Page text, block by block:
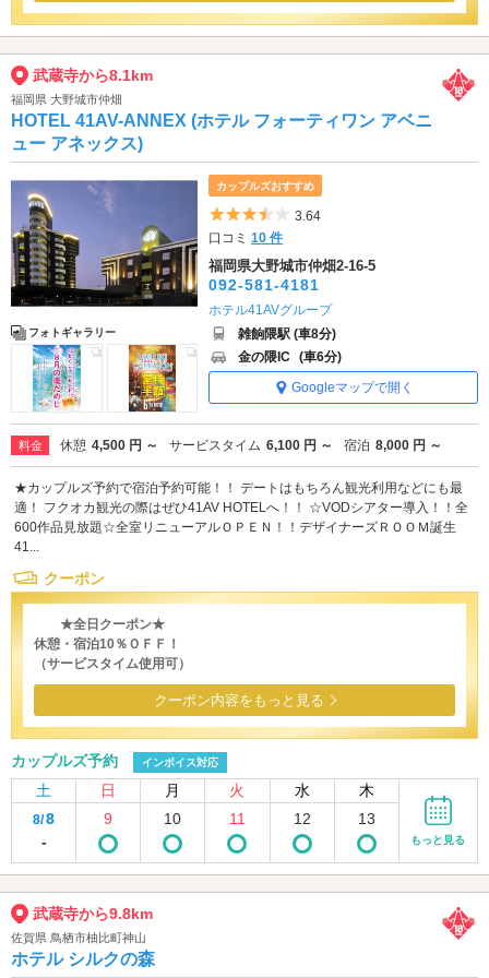
武蔵寺から8.1km
福岡県 大野城市仲畑
HOTEL 41AV-ANNEX (ホテル フォーティワン アベニ
ュー アネックス)
フォトギャラリー
カップルズおすすめ
5つ星のうち3.5
3.64
口コミ10 件
福岡県大野城市仲畑2-16-5
092-581-4181
ホテル41AVグループ
雑餉隈駅 (車8分)
金の隈IC (車6分)
Googleマップで開く
料金 休憩 4,500 円 ～ サービスタイム 6,100 円 ～ 宿泊 8,000 円 ～
★カップルズ予約で宿泊予約可能！！ デートはもちろん観光利用などにも最
適！ フクオカ観光の際はぜひ41AV HOTELへ！！ ☆VODシアター導入！！全
600作品見放題☆全室リニューアルＯＰＥＮ！！デザイナーズＲＯＯＭ誕生
41...
クーポン
★全日クーポン★
休憩・宿泊10％ＯＦＦ！
（サービスタイム使用可）
クーポン内容をもっと見る
カップルズ予約 インボイス対応
土 日 月 火 水 木
8/8
-
9 10 11 12 13
もっと見る
武蔵寺から9.8km
佐賀県 鳥栖市柚比町神山
ホテル シルクの森